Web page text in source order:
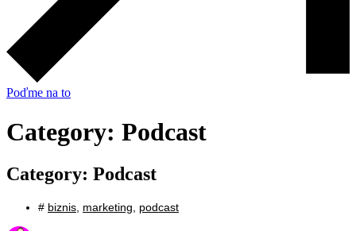
Poďme na to
Category: Podcast
Category: Podcast
# biznis marketing podcast